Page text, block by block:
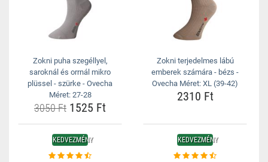
Zokni puha szegéllyel,
saroknál és orrnál mikro
plüssel - szürke - Ovecha
Méret: 27-28
3050 Ft 1525 Ft
Zokni terjedelmes lábú
emberek számára - bézs -
Ovecha Méret: XL (39-42)
2310 Ft
KEDVEZMÉNY KEDVEZMÉNY